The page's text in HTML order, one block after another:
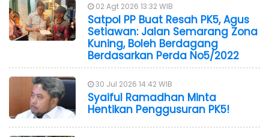
02 Agt 2026 13:32 WIB
Satpol PP Buat Resah PK5, Agus
Setiawan: Jalan Semarang Zona
Kuning, Boleh Berdagang
Berdasarkan Perda No5/2022
30 Jul 2026 14:42 WIB
Syaiful Ramadhan Minta
Hentikan Penggusuran PK5!